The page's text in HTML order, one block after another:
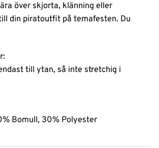
över skjorta, klänning eller
din piratoutfit på temafesten. Du
till ytan, så inte stretchig i
Bomull, 30% Polyester